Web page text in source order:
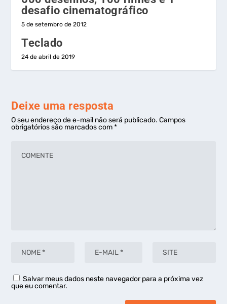
desafio cinematográfico
5 de setembro de 2012
Teclado
24 de abril de 2019
Deixe uma resposta
O seu endereço de e-mail não será publicado. Campos
obrigatórios são marcados com*
Salvar meus dados neste navegador para a próxima vez
que eu comentar.